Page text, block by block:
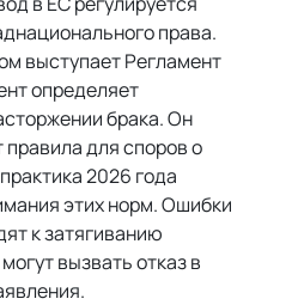
права.
выступает Регламент
определяет
брака. Он
для споров о
2026 года
этих норм. Ошибки
к затягиванию
вызвать отказ в